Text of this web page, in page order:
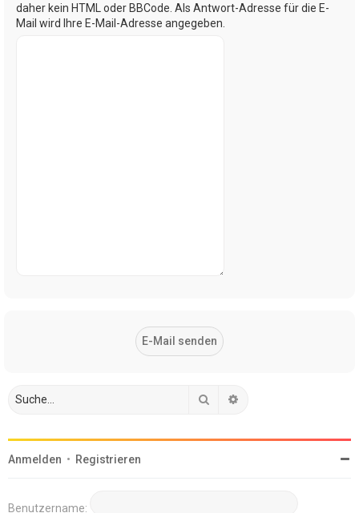
daher kein HTML oder BBCode. Als Antwort-Adresse für die E-
Mail wird Ihre E-Mail-Adresse angegeben.
Suche
Anmelden • Registrieren
Benutzername: